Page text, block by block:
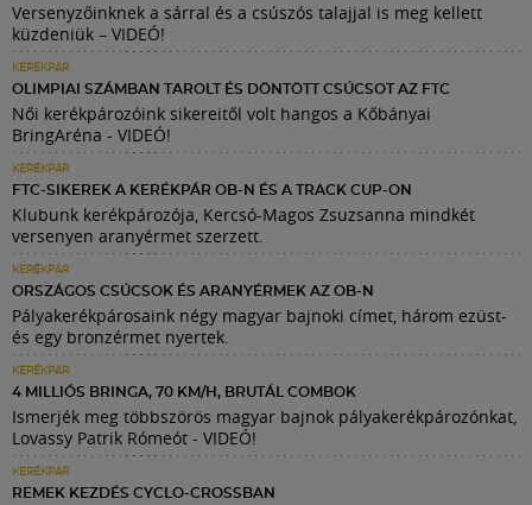
Versenyzőinknek a sárral és a csúszós talajjal is meg kellett
küzdeniük – VIDEÓ!
KERÉKPÁR
OLIMPIAI SZÁMBAN TAROLT ÉS DÖNTÖTT CSÚCSOT AZ FTC
Női kerékpározóink sikereitől volt hangos a Kőbányai
BringAréna - VIDEÓ!
KERÉKPÁR
FTC-SIKEREK A KERÉKPÁR OB-N ÉS A TRACK CUP-ON
Klubunk kerékpározója, Kercsó-Magos Zsuzsanna mindkét
versenyen aranyérmet szerzett.
KERÉKPÁR
ORSZÁGOS CSÚCSOK ÉS ARANYÉRMEK AZ OB-N
Pályakerékpárosaink négy magyar bajnoki címet, három ezüst-
és egy bronzérmet nyertek.
KERÉKPÁR
4 MILLIÓS BRINGA, 70 KM/H, BRUTÁL COMBOK
Ismerjék meg többszörös magyar bajnok pályakerékpározónkat,
Lovassy Patrik Rómeót - VIDEÓ!
KERÉKPÁR
REMEK KEZDÉS CYCLO-CROSSBAN